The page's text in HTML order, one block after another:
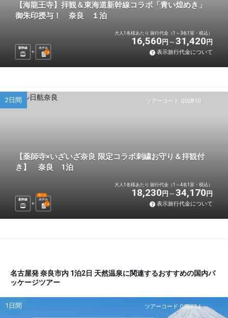
【海龍王寺】拝観＆東海道新幹線コラボ「青い煌めき」
御朱印授与！ 奈良 １泊
新幹線
ホテル
1 泊
大人1名様あたり 旅行代金（1～3名1室・税込）
16,560 円 31,420 円
表示旅行代金について
ツアーコード Q02B10
2日間
【薬師寺×いざいざ奈良 限定コラボ刺繍お守り＆拝観付
き】 奈良 1泊
新幹線 ホテル
選べる
1 泊
大人1名様あたり 旅行代金（1～4名1室・税込）
18,230 円 34,170 円
表示旅行代金について
名古屋発 奈良市内 1泊2日 天然温泉に関連するおすすめの国内パ
ッケージツアー
ツアーコード Q028GJ
1日間